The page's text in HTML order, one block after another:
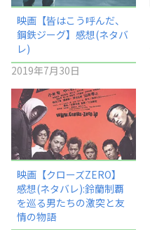
映画【皆はこう呼んだ、
鋼鉄ジーグ】感想(ネタバ
レ)
2019年7月30日
映画【クローズZERO】
感想(ネタバレ):鈴蘭制覇
を巡る男たちの激突と友
情の物語